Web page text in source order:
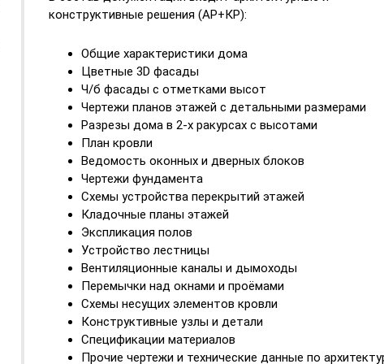
конструктивные решения (АР+КР):
Общие характеристики дома
Цветные 3D фасады
Ч/б фасады с отметками высот
Чертежи планов этажей с детальными размерами
Разрезы дома в 2-х ракурсах с высотами
План кровли
Ведомость оконных и дверных блоков
Чертежи фундамента
Схемы устройства перекрытий этажей
Кладочные планы этажей
Экспликация полов
Устройство лестницы
Вентиляционные каналы и дымоходы
Перемычки над окнами и проёмами
Схемы несущих элементов кровли
Конструктивные узлы и детали
Спецификации материалов
Прочие чертежи и технические данные по